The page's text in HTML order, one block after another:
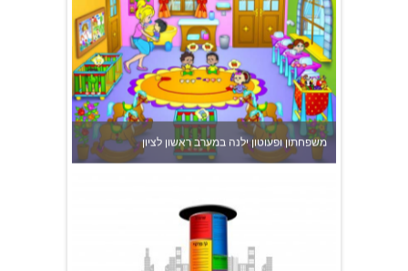
משפחתון ופעוטון ילנה במערב ראשון לציון